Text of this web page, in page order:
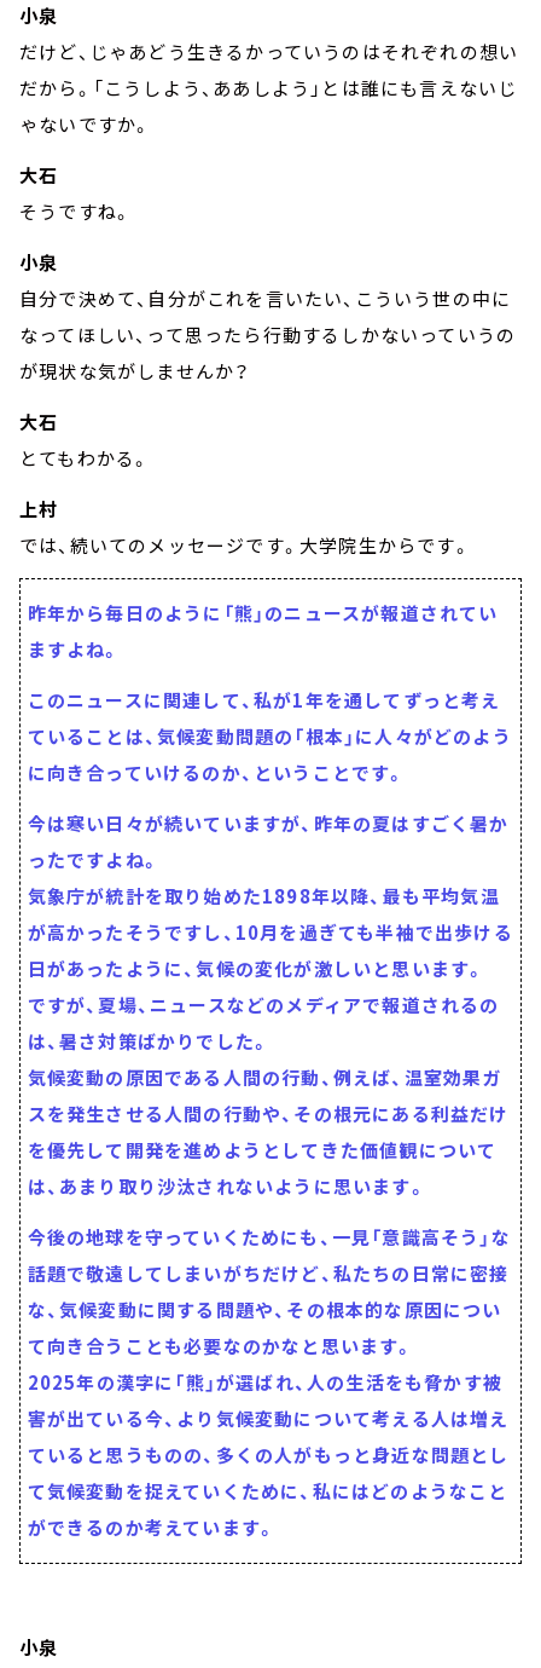
小泉
だけど、じゃあどう生きるかっていうのはそれぞれの想い
だから。「こうしよう、ああしよう」とは誰にも言えないじ
ゃないですか。
大石
そうですね。
小泉
自分で決めて、自分がこれを言いたい、こういう世の中に
なってほしい、って思ったら行動するしかないっていうの
が現状な気がしませんか？
大石
とてもわかる。
上村
では、続いてのメッセージです。大学院生からです。
昨年から毎日のように「熊」のニュースが報道されてい
ますよね。
このニュースに関連して、私が1年を通してずっと考え
ていることは、気候変動問題の「根本」に人々がどのよう
に向き合っていけるのか、ということです。
今は寒い日々が続いていますが、昨年の夏はすごく暑か
ったですよね。
気象庁が統計を取り始めた1898年以降、最も平均気温
が高かったそうですし、10月を過ぎても半袖で出歩ける
日があったように、気候の変化が激しいと思います。
ですが、夏場、ニュースなどのメディアで報道されるの
は、暑さ対策ばかりでした。
気候変動の原因である人間の行動、例えば、温室効果ガ
スを発生させる人間の行動や、その根元にある利益だけ
を優先して開発を進めようとしてきた価値観について
は、あまり取り沙汰されないように思います。
今後の地球を守っていくためにも、一見「意識高そう」な
話題で敬遠してしまいがちだけど、私たちの日常に密接
な、気候変動に関する問題や、その根本的な原因につい
て向き合うことも必要なのかなと思います。
2025年の漢字に「熊」が選ばれ、人の生活をも脅かす被
害が出ている今、より気候変動について考える人は増え
ていると思うものの、多くの人がもっと身近な問題とし
て気候変動を捉えていくために、私にはどのようなこと
ができるのか考えています。
小泉